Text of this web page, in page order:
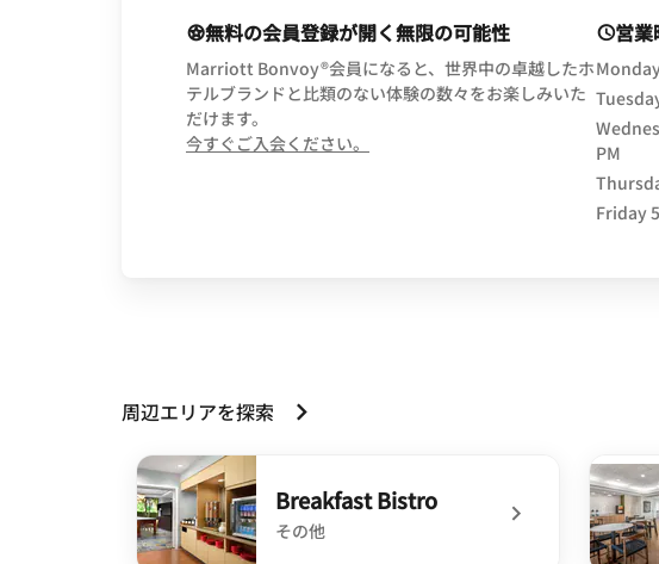
無料の会員登録が開く無限の可能性
Marriott Bonvoy®会員になると、世界中の卓越したホ
テルブランドと比類のない体験の数々をお楽しみいた
だけます。
今すぐご入会ください。
営業
PM
Friday
周辺エリアを探索
Breakfast Bistro
その他